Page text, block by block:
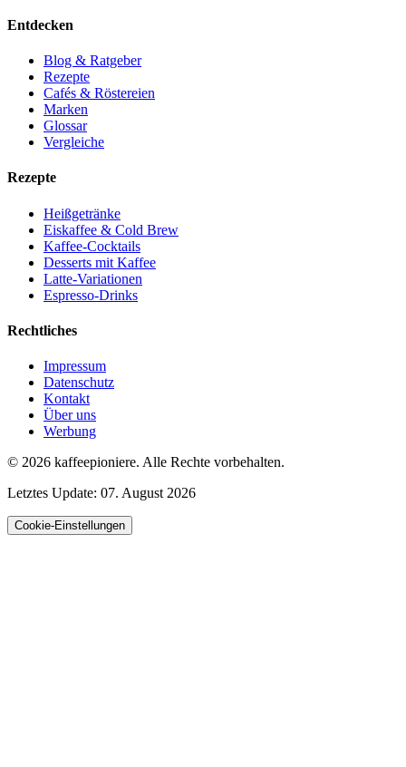
Entdecken
Blog & Ratgeber
Rezepte
Cafés & Röstereien
Marken
Glossar
Vergleiche
Rezepte
Heißgetränke
Eiskaffee & Cold Brew
Kaffee-Cocktails
Desserts mit Kaffee
Latte-Variationen
Espresso-Drinks
Rechtliches
Impressum
Datenschutz
Kontakt
Über uns
Werbung
© 2026 kaffeepioniere. Alle Rechte vorbehalten.
Letztes Update: 07. August 2026
Cookie-Einstellungen